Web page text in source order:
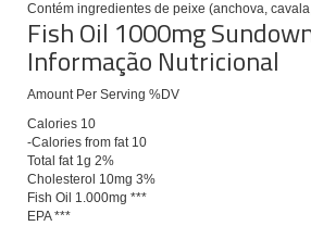
Contém ingredientes de peixe (anchova,
Fish Oil 1000mg
Informação Nutricional
Amount Per Serving %DV
Calories 10
-Calories from fat 10
Total fat 1g 2%
Cholesterol 10mg 3%
Fish Oil 1.000mg ***
EPA ***